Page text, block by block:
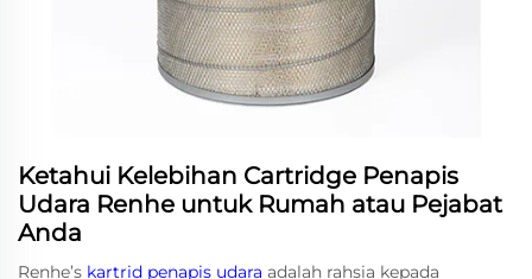
Ketahui Kelebihan Cartridge Penapis
Udara Renhe untuk Rumah atau Pejabat
Anda
Renhe’s kartrid penapis udara adalah rahsia kepada